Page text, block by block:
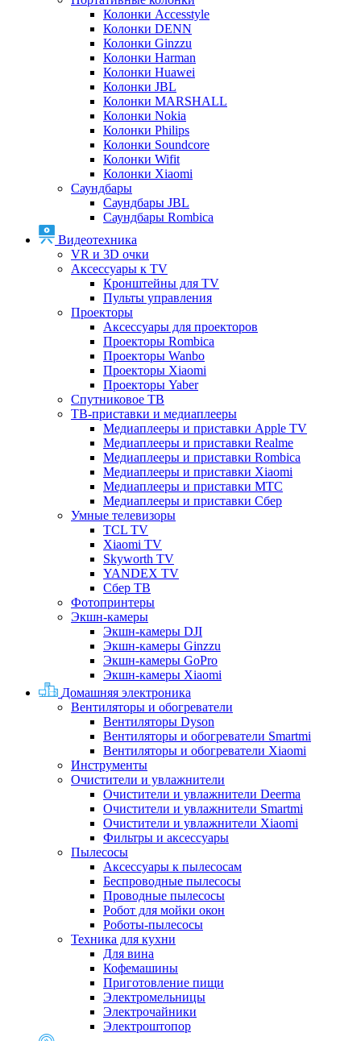
Колонки Accesstyle
Колонки DENN
Колонки Ginzzu
Колонки Harman
Колонки Huawei
Колонки JBL
Колонки MARSHALL
Колонки Nokia
Колонки Philips
Колонки Soundcore
Колонки Wifit
Колонки Xiaomi
Саундбары
Саундбары JBL
Саундбары Rombica
Видеотехника
VR и 3D очки
Аксессуары к TV
Кронштейны для TV
Пульты управления
Проекторы
Аксессуары для проекторов
Проекторы Rombica
Проекторы Wanbo
Проекторы Xiaomi
Проекторы Yaber
Спутниковое ТВ
ТВ-приставки и медиаплееры
Медиаплееры и приставки Apple TV
Медиаплееры и приставки Realme
Медиаплееры и приставки Rombica
Медиаплееры и приставки Xiaomi
Медиаплееры и приставки МТС
Медиаплееры и приставки Сбер
Умные телевизоры
TCL TV
Xiaomi TV
Skyworth TV
YANDEX TV
Сбер ТВ
Фотопринтеры
Экшн-камеры
Экшн-камеры DJI
Экшн-камеры Ginzzu
Экшн-камеры GoPro
Экшн-камеры Xiaomi
Домашняя электроника
Вентиляторы и обогреватели
Вентиляторы Dyson
Вентиляторы и обогреватели Smartmi
Вентиляторы и обогреватели Xiaomi
Инструменты
Очистители и увлажнители
Очистители и увлажнители Deerma
Очистители и увлажнители Smartmi
Очистители и увлажнители Xiaomi
Фильтры и аксессуары
Пылесосы
Аксессуары к пылесосам
Беспроводные пылесосы
Проводные пылесосы
Робот для мойки окон
Роботы-пылесосы
Техника для кухни
Для вина
Кофемашины
Приготовление пищи
Электромельницы
Электрочайники
Электроштопор